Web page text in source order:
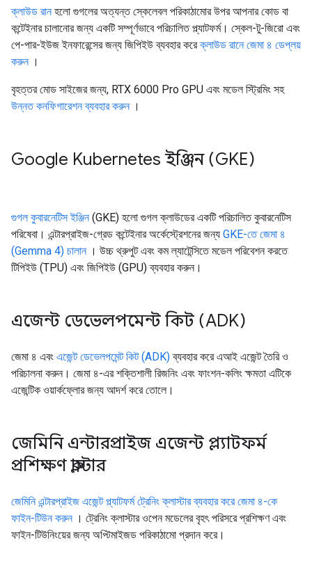
ক্লাউড রানহলো গুগলের অত্যন্ত স্কেলেবল পরিকাঠামোর উপর আপনার কোড বা
কন্টেইনার চালানোর জন্য একটি সম্পূর্ণভাবে পরিচালিত প্ল্যাটফর্ম। স্কেল-টু-জিরো এবং
পে-পার-ইউজ ইনফারেন্সের জন্য জিপিইউ ব্যবহার করেক্লাউড রানে জেমা ৪ ডেপ্লয়
করুন।
বৃহত্তর মোড সাইজের জন্য, RTX 6000 Pro GPU এবং মডেল স্ট্রিমিং সহ
উন্নত কনফিগারেশন ব্যবহার করুন।
Google Kubernetes ইঞ্জিন (GKE)
গুগল কুবারনেটিস ইঞ্জিন(GKE) হলো গুগল ক্লাউডের একটি পরিচালিত কুবারনেটিস
পরিষেবা। এন্টারপ্রাইজ-গ্রেড কন্টেইনার অর্কেস্ট্রেশনের জন্য GKE-তে জেমা ৪
(Gemma 4) চালান। উচ্চ থ্রুপুট এবং কম ল্যাটেন্সিতে মডেল পরিবেশন করতে
টিপিইউ (TPU) এবং জিপিইউ (GPU) ব্যবহার করুন।
এজেন্ট ডেভেলপমেন্ট কিট (ADK)
জেমা ৪ এবং এজেন্ট ডেভেলপমেন্ট কিট (ADK)ব্যবহার করে এআই এজেন্ট তৈরি ও
পরিচালনা করুন। জেমা ৪-এর শক্তিশালী রিজনিং এবং ফাংশন-কলিং ক্ষমতা এটিকে
এজেন্টিক ওয়ার্কফ্লোর জন্য আদর্শ করে তোলে।
জেমিনি এন্টারপ্রাইজ এজেন্ট প্ল্যাটফর্ম
প্রশিক্ষণ ক্লাস্টার
জেমিনি এন্টারপ্রাইজ এজেন্ট প্ল্যাটফর্ম ট্রেনিং ক্লাস্টার ব্যবহার করে জেমা ৪-কে
ফাইন-টিউন করুন। ট্রেনিং ক্লাস্টার ওপেন মডেলের বৃহৎ পরিসরে প্রশিক্ষণ এবং
ফাইন-টিউনিংয়ের জন্য অপ্টিমাইজড পরিকাঠামো প্রদান করে।